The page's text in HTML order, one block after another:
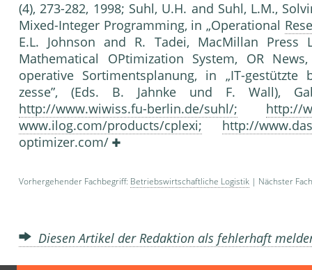
(4), 273-282, 1998; Suhl, U.H. and Suhl, L.M.,
Mixed-Integer Programming, in „Operational
E.L. Johnson and R. Tadei, MacMillan Press
Mathematical OPtimization System, OR
operative Sortimentsplanung, in „IT-gestützte
zesse”, (Eds. B. Jahnke und F. Wall),
http://www.wiwiss.fu-berlin.de/suhl/;
http://
www.ilog.com/products/cplexi;
http://
optimizer.com/
Vorhergehender Fachbegriff: Betriebswirtschaftliche Logistik | Nächster
Diesen Artikel der Redaktion als fehlerhaft